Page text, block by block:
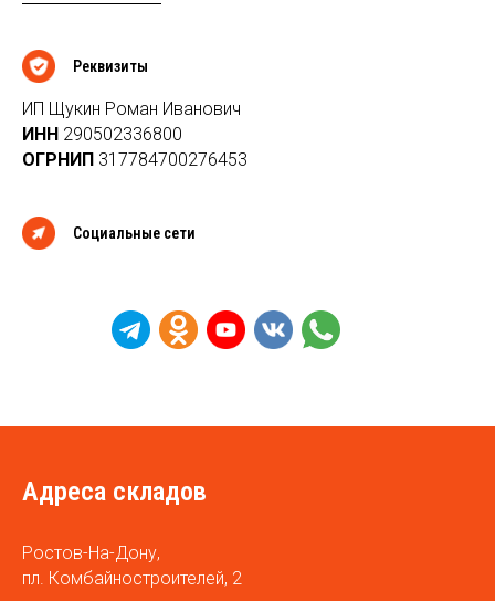
Реквизиты
ИП Щукин Роман Иванович
ИНН 290502336800
ОГРНИП 317784700276453
Социальные сети
Адреса складов
Ростов-На-Дону,
пл. Комбайностроителей, 2